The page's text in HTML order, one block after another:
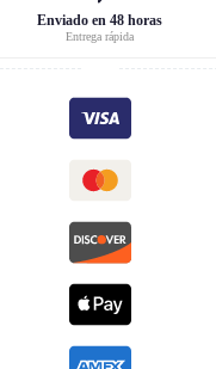
Enviado en 48 horas
Entrega rápida